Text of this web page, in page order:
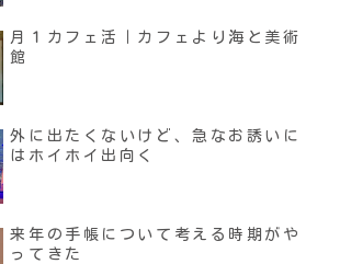
月１カフェ活｜カフェより海と美術
館
外に出たくないけど、急なお誘いに
はホイホイ出向く
来年の手帳について考える時期がや
ってきた